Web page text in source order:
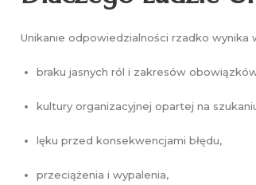
Unikanie odpowiedzialności rzadko wynika
braku jasnych ról i zakresów
kultury organizacyjnej opartej na
lęku przed konsekwencjami błędu,
przeciążenia i wypalenia,